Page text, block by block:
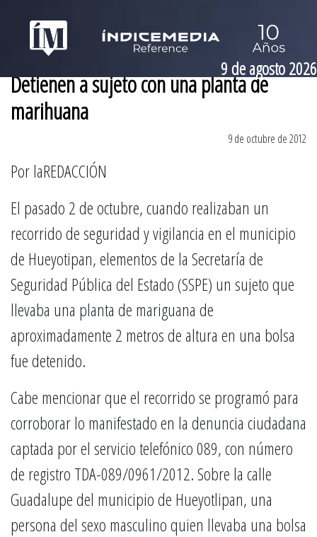
9 de agosto 2026
Detienen a sujeto con una planta de
marihuana
9 de octubre de 2012
Por laREDACCIÓN
El pasado 2 de octubre, cuando realizaban un
recorrido de seguridad y vigilancia en el municipio
de Hueyotipan, elementos de la Secretaría de
Seguridad Pública del Estado (SSPE) un sujeto que
llevaba una planta de mariguana de
aproximadamente 2 metros de altura en una bolsa
fue detenido.
Cabe mencionar que el recorrido se programó para
corroborar lo manifestado en la denuncia ciudadana
captada por el servicio telefónico 089, con número
de registro TDA-089/0961/2012. Sobre la calle
Guadalupe del municipio de Hueyotlipan, una
persona del sexo masculino quien llevaba una bolsa